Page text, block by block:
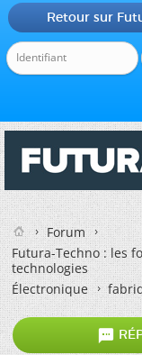
Retour sur
Forum
Futura-Techno : les
technologies
Électronique
